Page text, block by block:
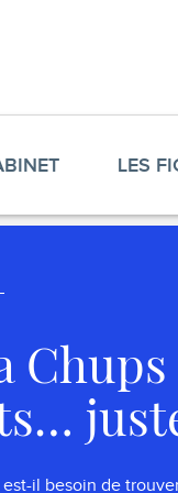
LES
il besoin de